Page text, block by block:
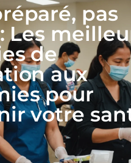
pas
Les
de
aux
pour
votre